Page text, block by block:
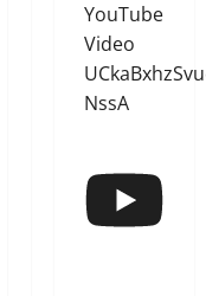
YouTube
Video
NssA